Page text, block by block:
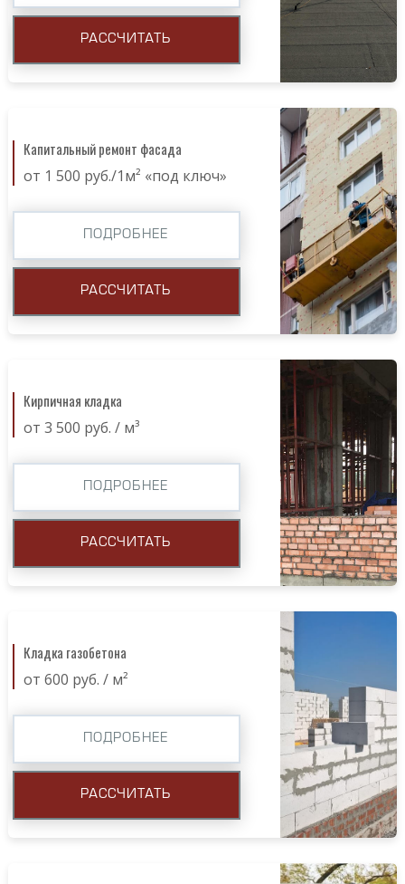
РАССЧИТАТЬ
Капитальный ремонт фасада
от 1 500 руб./1м² «под ключ»
ПОДРОБНЕЕ
РАССЧИТАТЬ
Кирпичная кладка
от 3 500 руб. / м³
ПОДРОБНЕЕ
РАССЧИТАТЬ
Кладка газобетона
от 600 руб. / м²
ПОДРОБНЕЕ
РАССЧИТАТЬ